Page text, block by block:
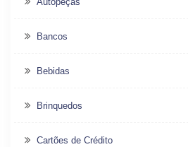
Bancos
Bebidas
Brinquedos
Cartões de Crédito